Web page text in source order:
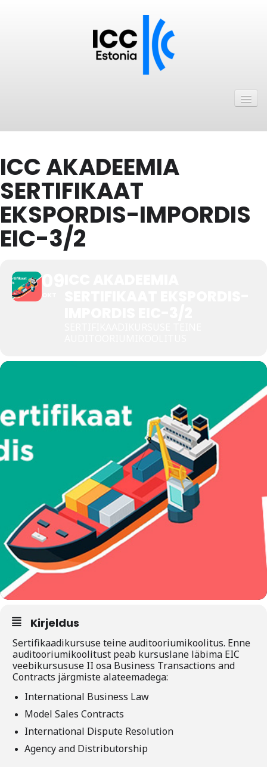
ICC Eesti liikmebaas
Liikmete pakkumised
Astu ICC Eesti liikmeks!
Kalender
Tegevused
Viidad
ICC komisjonid
Digiraamatukogu
Juhendid ja väljaanded
Kontakt
Liitu meililistiga
Oskusteave
Projektid
ICC AKADEEMIA
SERTIFIKAAT
EKSPORDIS-IMPORDIS
EIC-3/2
Kirjeldus
Sertifikaadikursuse teine auditooriumikoolitus. Enne
auditooriumikoolitust peab kursuslane läbima EIC
veebikursususe II osa Business Transactions and
Contracts järgmiste alateemadega:
International Business Law
Model Sales Contracts
International Dispute Resolution
Agency and Distributorship